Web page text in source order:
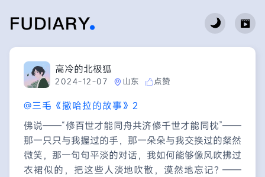
高冷的北极狐
2024-12-07 山东 点赞
@三毛《撒哈拉的故事》2
佛说——“修百世才能同舟共济修千世才能同枕”——
那一只只与我握过的手，那一朵朵与我交换过的粲然
微笑，那一句句平淡的对话，我如何能够像风吹拂过
衣裙似的，把这些人淡地吹散，漠然地忘记? ——